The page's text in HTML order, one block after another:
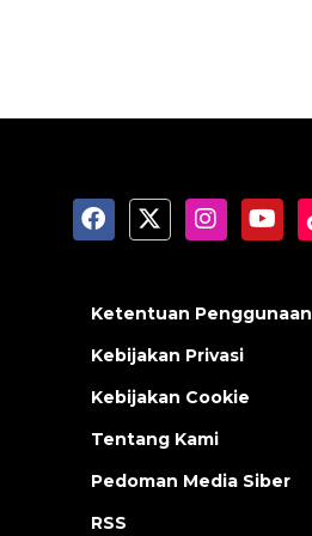
Ketentuan Penggunaan
Kebijakan Privasi
Kebijakan Cookie
Tentang Kami
Pedoman Media Siber
RSS